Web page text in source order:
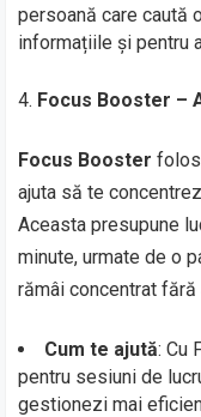
persoană care caută
informațiile și pentru
Focus Booster –
Focus Booster
ajuta să te
Aceasta presupune
minute, urmate de o
rămâi concentrat fără
Cum te ajută: Cu
pentru sesiuni de
gestionezi mai